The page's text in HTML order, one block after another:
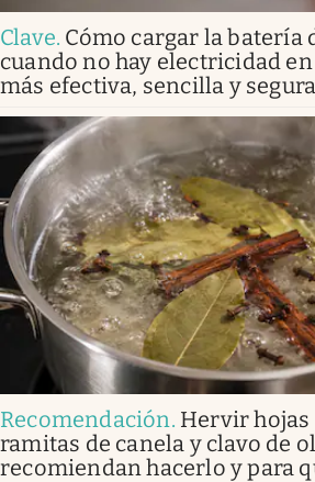
Clave. Cómo cargar la batería
cuando no hay electricidad
más efectiva, sencilla y segura
Recomendación. Hervir hojas
ramitas de canela y clavo de
recomiendan hacerlo y para